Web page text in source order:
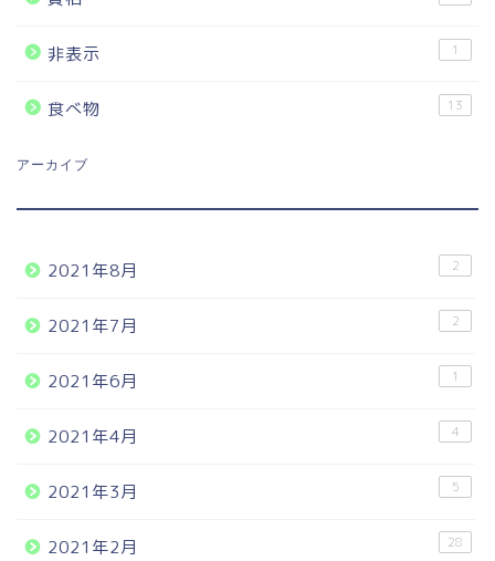
非表示 1
食べ物 13
アーカイブ
2021年8月 2
2021年7月 2
2021年6月 1
2021年4月 4
2021年3月 5
2021年2月 28